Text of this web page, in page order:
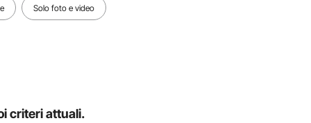
Solo foto e video
criteri attuali.